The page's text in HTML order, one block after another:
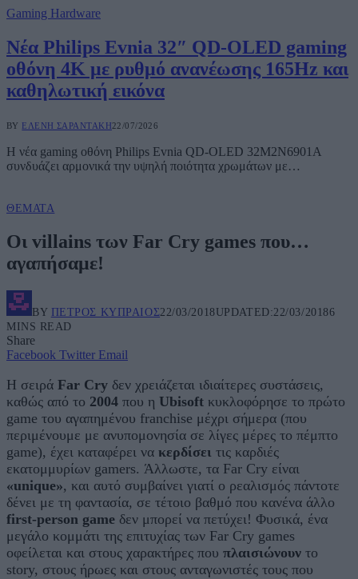
Gaming Hardware
Νέα Philips Evnia 32″ QD-OLED gaming
οθόνη 4K με ρυθμό ανανέωσης 165Hz και
καθηλωτική εικόνα
BY ΕΛΈΝΗ ΣΑΡΑΝΤΆΚΗ 22/07/2026
Η νέα gaming οθόνη Philips Evnia QD-OLED 32M2N6901A
συνδυάζει αρμονικά την υψηλή ποιότητα χρωμάτων με…
ΘΈΜΑΤΑ
Οι villains των Far Cry games που…
αγαπήσαμε!
BY ΠΈΤΡΟΣ ΚΥΠΡΑΊΟΣ22/03/2018UPDATED:22/03/20186
MINS READ
Share
Facebook Twitter Email
Η σειρά Far Cry δεν χρειάζεται ιδιαίτερες συστάσεις,
καθώς από το 2004 που η Ubisoft κυκλοφόρησε το πρώτο
game του αγαπημένου franchise μέχρι σήμερα (που
περιμένουμε με ανυπομονησία σε λίγες μέρες το πέμπτο
game), έχει καταφέρει να κερδίσει τις καρδιές
εκατομμυρίων gamers. Άλλωστε, τα Far Cry είναι
«unique», και αυτό συμβαίνει γιατί ο ρεαλισμός πάντοτε
δένει με τη φαντασία, σε τέτοιο βαθμό που κανένα άλλο
first-person game δεν μπορεί να πετύχει! Φυσικά, ένα
μεγάλο κομμάτι της επιτυχίας των Far Cry games
οφείλεται και στους χαρακτήρες που πλαισιώνουν το
story, στους ήρωες και στους ανταγωνιστές τους που